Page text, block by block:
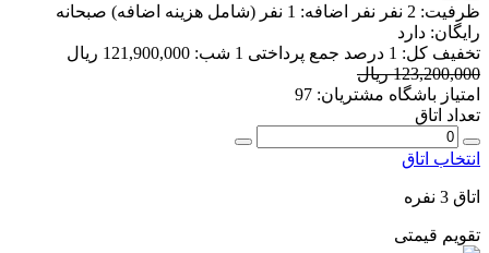
ظرفیت: 2 نفر نفر اضافه: 1 نفر (شامل هزینه اضافه) صبحانه
رایگان: دارد
تخفیف کل: 1 درصد جمع پرداختی 1 شب:
121,900,000 ریال
123,200,000 ریال
امتیاز باشگاه مشتریان: 97
تعداد اتاق
انتخاب اتاق
اتاق 3 نفره
تقویم قیمتی